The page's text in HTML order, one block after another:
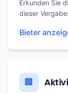
Erkunden Sie
dieser
Bieter
🏢